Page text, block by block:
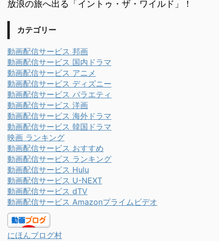
放浪の旅へ出る「イントゥ・ザ・ワイルド」！
カテゴリー
動画配信サービス 邦画
動画配信サービス 国内ドラマ
動画配信サービス アニメ
動画配信サービス ディズニー
動画配信サービス バラエティ
動画配信サービス 洋画
動画配信サービス 海外ドラマ
動画配信サービス 韓国ドラマ
映画 ランキング
動画配信サービス おすすめ
動画配信サービス ランキング
動画配信サービス Hulu
動画配信サービス U-NEXT
動画配信サービス dTV
動画配信サービス Amazonプライムビデオ
にほんブログ村